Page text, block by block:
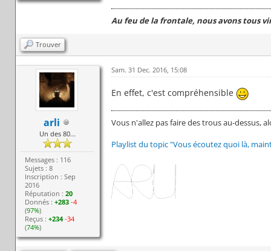
Au feu de la frontale, nous avons tous
Trouver
arli
Un des 80...
Messages : 116
Sujets : 8
Inscription : Sep
2016
Réputation :20
Donnés :+283 -4
(97%)
Reçus :+234 -34
(74%)
Sam. 31 Dec. 2016, 15:08
En effet, c'est compréhensible
Vous n'allez pas faire des trous au-dessus,
Playlist du topic "Vous écoutez quoi là,